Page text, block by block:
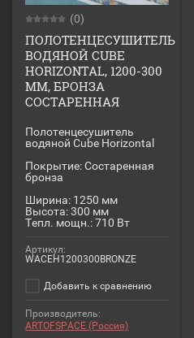
(0)
ПОЛОТЕНЦЕСУШИТЕЛЬ
ВОДЯНОЙ CUBE
HORIZONTAL, 1200-300
ММ, БРОНЗА
СОСТАРЕННАЯ
Полотенцесушитель
водяной Cube Horizontal
Покрытие: Состаренная
бронза
Ширина: 1250 мм
Высота: 300 мм
Тепл. мощн.: 710 Вт
Артикул:
WACEH1200300BRONZE
Добавить к сравнению
Производитель:
ARTOFSPACE (Россия)